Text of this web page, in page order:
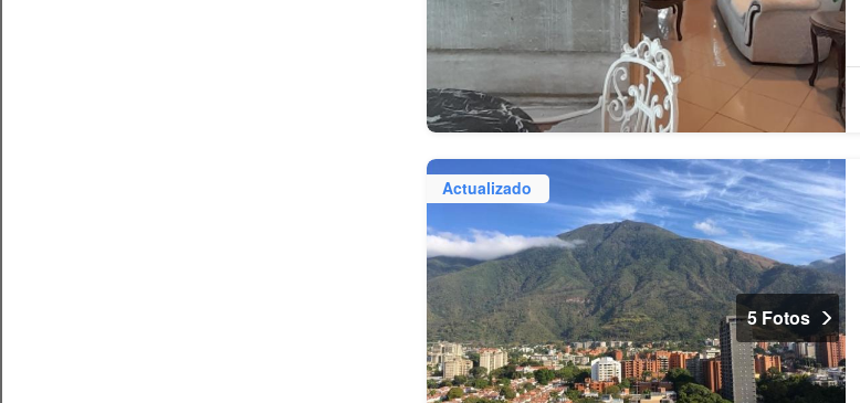
Actualizado
5 Fotos